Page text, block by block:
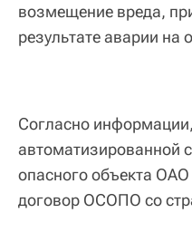
возмещение вреда,
результате аварии на
Согласно
автоматизированной
опасного объекта
договор ОСОПО со